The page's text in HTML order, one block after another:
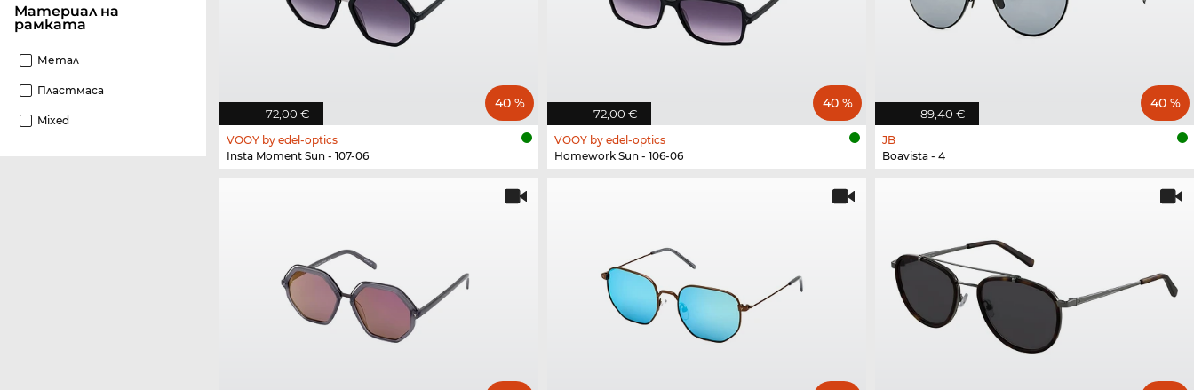
материал на
рамката
Метал
Пластмаса
Mixed
72,00 €
40 %
VOOY by edel-optics
Insta Moment Sun - 107-06
72,00 €
40 %
VOOY by edel-optics
Homework Sun - 106-06
89,40 €
40 %
JB
Boavista - 4